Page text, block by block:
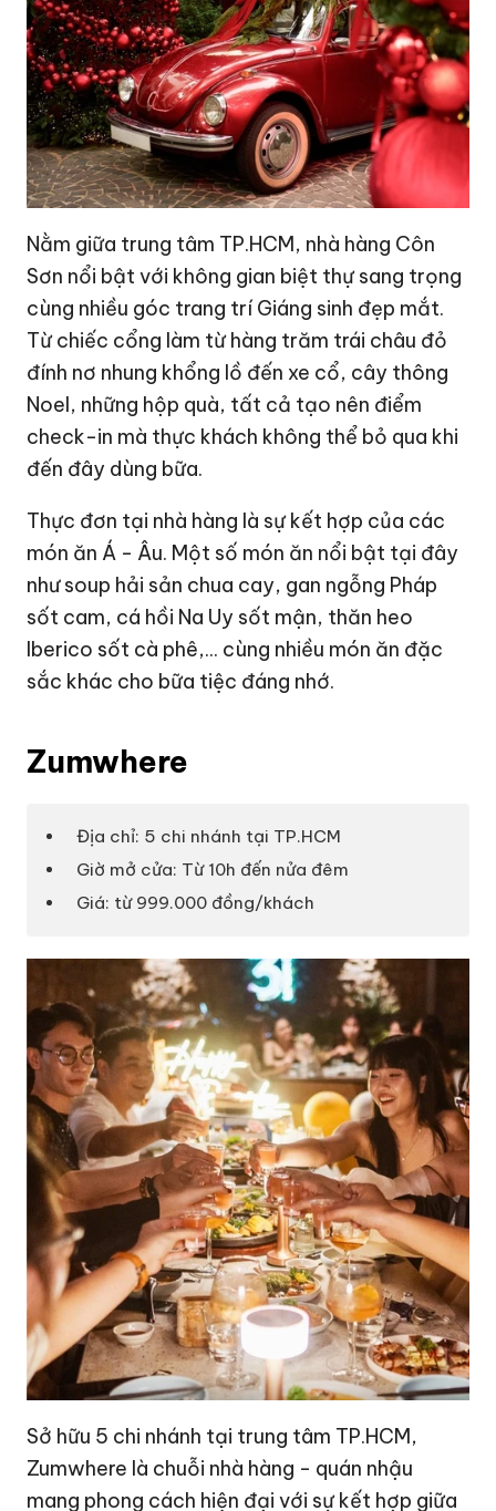
Nằm giữa trung tâm TP.HCM, nhà hàng Côn
Sơn nổi bật với không gian biệt thự sang trọng
cùng nhiều góc trang trí Giáng sinh đẹp mắt.
Từ chiếc cổng làm từ hàng trăm trái châu đỏ
đính nơ nhung khổng lồ đến xe cổ, cây thông
Noel, những hộp quà, tất cả tạo nên điểm
check-in mà thực khách không thể bỏ qua khi
đến đây dùng bữa.
Thực đơn tại nhà hàng là sự kết hợp của các
món ăn Á - Âu. Một số món ăn nổi bật tại đây
như soup hải sản chua cay, gan ngỗng Pháp
sốt cam, cá hồi Na Uy sốt mận, thăn heo
Iberico sốt cà phê,... cùng nhiều món ăn đặc
sắc khác cho bữa tiệc đáng nhớ.
Zumwhere
Địa chỉ: 5 chi nhánh tại TP.HCM
Giờ mở cửa: Từ 10h đến nửa đêm
Giá: từ 999.000 đồng/khách
Sở hữu 5 chi nhánh tại trung tâm TP.HCM,
Zumwhere là chuỗi nhà hàng - quán nhậu
mang phong cách hiện đại với sự kết hợp giữa